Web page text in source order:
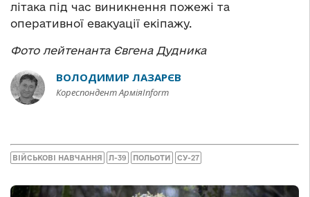
літака під час виникнення пожежі та
оперативної евакуації екіпажу.
Фото лейтенанта Євгена Дудника
ВОЛОДИМИР ЛАЗАРЄВ
Кореспондент АрміяInform
ВІЙСЬКОВІ НАВЧАННЯ Л-39 ПОЛЬОТИ СУ-27